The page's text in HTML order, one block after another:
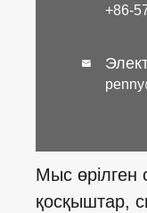
+86-

Мыс өрілген
қосқыштар,